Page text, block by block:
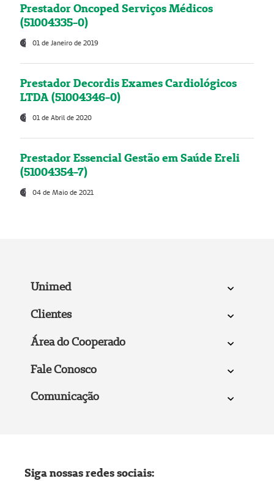
Prestador Oncoped Serviços Médicos
(51004335-0)
01 de Janeiro de 2019
Prestador Decordis Exames Cardiológicos
LTDA (51004346-0)
01 de Abril de 2020
Prestador Essencial Gestão em Saúde Ereli
(51004354-7)
04 de Maio de 2021
Unimed
Clientes
Área do Cooperado
Fale Conosco
Comunicação
Siga nossas redes sociais: